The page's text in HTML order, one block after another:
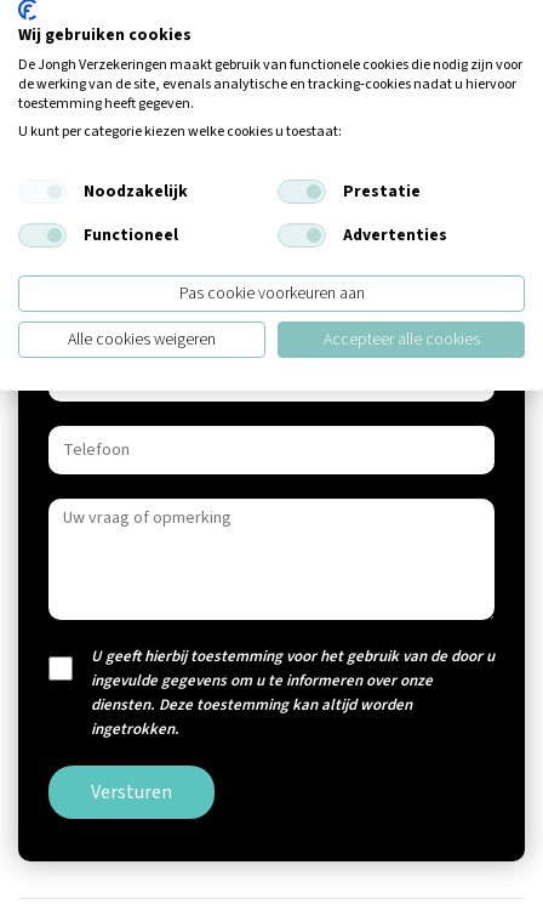
onze ambitie: leidend zijn in logistiek.”
Bij een bedrijfsopvolging komt een hoop kijken. Wilt u hier meer
over weten, neem dan contact op met een adviseur van de Jongh.
Tijdens een persoonlijk gesprek worden dan alle mogelijkheden
besproken.
Meer informatie?
U geeft hierbij toestemming voor het gebruik van de door u
ingevulde gegevens om u te informeren over onze
diensten. Deze toestemming kan altijd worden
ingetrokken.
Versturen
Wij gebruiken cookies
De Jongh Verzekeringen maakt gebruik van functionele cookies die nodig zijn voor
de werking van de site, evenals analytische en tracking‑cookies nadat u hiervoor
toestemming heeft gegeven.
U kunt per categorie kiezen welke cookies u toestaat:
Noodzakelijk
Prestatie
Functioneel
Advertenties
Pas cookie voorkeuren aan
Alle cookies weigeren
Accepteer alle cookies